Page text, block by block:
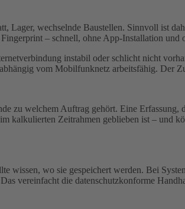
Lager, wechselnde Baustellen. Sinnvoll ist
– schnell, ohne App-Installation und
instabil oder schlicht nicht
vom Mobilfunknetz arbeitsfähig. Der
zu welchem Auftrag gehört. Eine
kalkulierten Zeitrahmen geblieben ist –
wissen, wo sie gespeichert werden. Bei
vereinfacht die datenschutzkonforme